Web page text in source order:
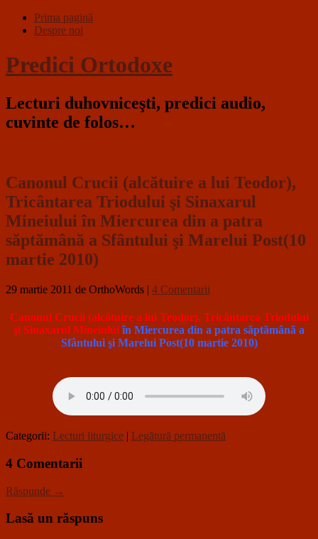
Prima pagină
Despre noi
Predici Ortodoxe
Lecturi duhovniceşti, predici audio,
cuvinte de folos…
Canonul Crucii (alcătuire a lui Teodor),
Tricântarea Triodului şi Sinaxarul
Mineiului în Miercurea din a patra
săptămână a Sfântului şi Marelui Post(10
martie 2010)
29 martie 2011 de OrthoWords | 4 Comentarii
Canonul Crucii (alcătuire a lui Teodor), Tricântarea Triodului
şi Sinaxarul Mineiuluiîn Miercurea din a patra săptămână a
Sfântului şi Marelui Post(10 martie 2010)
Categorii: Lecturi liturgice | Legătură permanentă
4 Comentarii
Răspunde →
Lasă un răspuns